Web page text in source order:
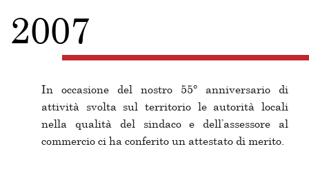
2007
In occasione del nostro 55° anniversario di
attività svolta sul territorio le autorità locali
nella qualità del sindaco e dell’assessore al
commercio ci ha conferito un attestato di merito.